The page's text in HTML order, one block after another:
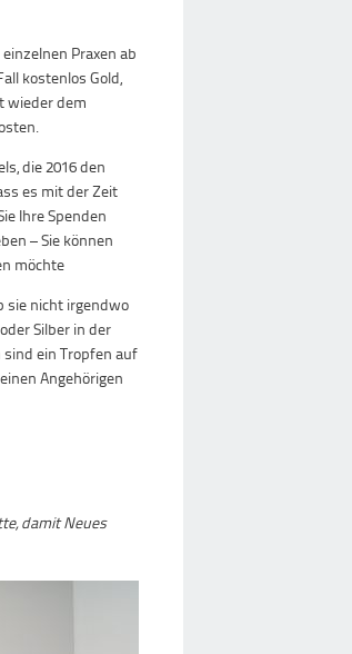
Praxen ab
kostenlos Gold,
wieder dem
die 2016 den
es mit der Zeit
Ihre Spenden
– Sie können
möchte
sie nicht irgendwo
Silber in der
sind ein Tropfen auf
Angehörigen
damit Neues